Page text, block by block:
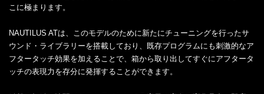
こに極まります。
NAUTILUS ATは、このモデルのために新たにチューニングを行ったサ
ウンド・ライブラリーを搭載しており、既存プログラムにも刺激的なア
フタータッチ効果を加えることで、箱から取り出してすぐにアフタータ
ッチの表現力を存分に発揮することができます。